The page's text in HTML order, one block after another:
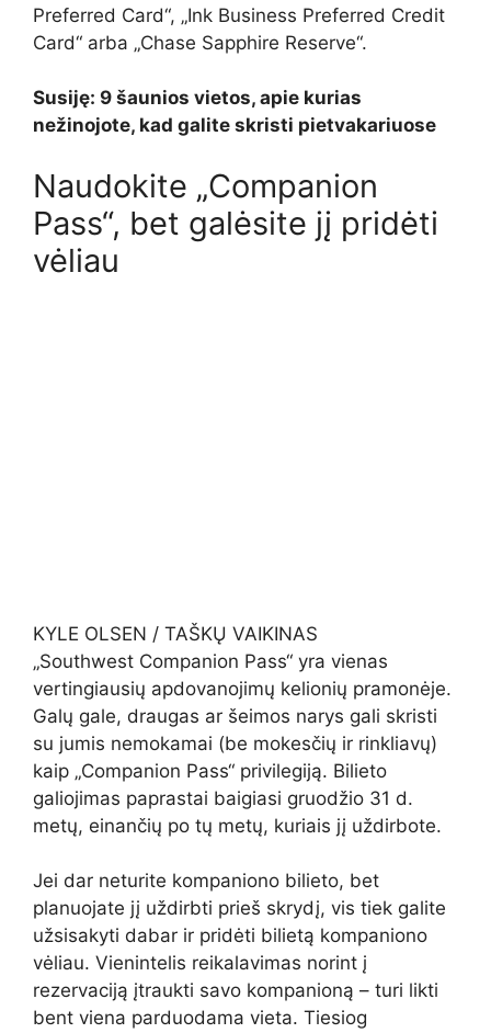
Preferred Card“, „Ink Business Preferred Credit
Card“ arba „Chase Sapphire Reserve“.
Susiję: 9 šaunios vietos, apie kurias
nežinojote, kad galite skristi pietvakariuose
Naudokite „Companion
Pass“, bet galėsite jį pridėti
vėliau
KYLE OLSEN / TAŠKŲ VAIKINAS
„Southwest Companion Pass“ yra vienas
vertingiausių apdovanojimų kelionių pramonėje.
Galų gale, draugas ar šeimos narys gali skristi
su jumis nemokamai (be mokesčių ir rinkliavų)
kaip „Companion Pass“ privilegiją. Bilieto
galiojimas paprastai baigiasi gruodžio 31 d.
metų, einančių po tų metų, kuriais jį uždirbote.
Jei dar neturite kompaniono bilieto, bet
planuojate jį uždirbti prieš skrydį, vis tiek galite
užsisakyti dabar ir pridėti bilietą kompaniono
vėliau. Vienintelis reikalavimas norint į
rezervaciją įtraukti savo kompanioną – turi likti
bent viena parduodama vieta. Tiesiog